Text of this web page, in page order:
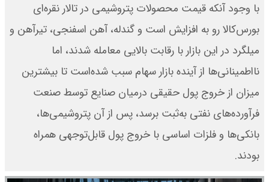
با وجود آنکه قیمت محصولات پتروشیمی در تالار نقره‌‌‌‌‌‌ای
بورس‌کالا رو به افزایش است و گندله، آهن اسفنجی، تیرآهن و
میلگرد در این بازار با رقابت بالایی معامله شدند، اما
نااطمینانی‌‌‌‌‌‌ها از آینده بازار سهام سبب شده‌است تا بیشترین
میزان از خروج پول حقیقی درمیان صنایع توسط صنعت
فرآورده‌های نفتی به‌ثبت برسد، پس از آن پتروشیمی‌ها،
بانکی‌‌‌‌‌‌ها و فلزات اساسی با خروج پول قابل‌توجهی همراه
بودند.